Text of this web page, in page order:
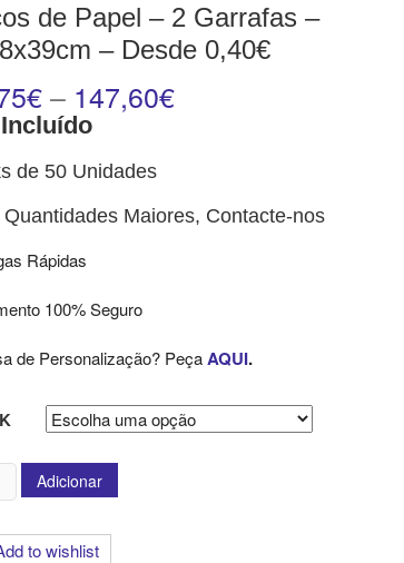
de Papel – 2 Garrafas –
– Desde 0,40€
€– 147,60€
de 50 Unidades
Quantidades Maiores, Contacte-nos
Rápidas
100% Seguro
de Personalização? PeçaAQUI.
Adicionar
to wishlist